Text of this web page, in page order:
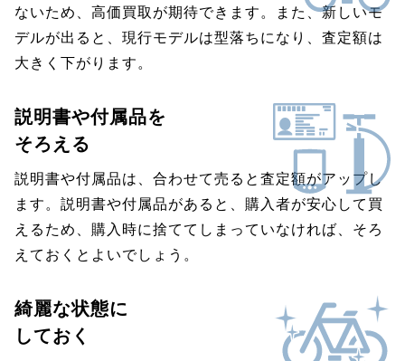
ないため、高価買取が期待できます。また、新しいモ
デルが出ると、現行モデルは型落ちになり、査定額は
大きく下がります。
説明書や付属品を
そろえる
説明書や付属品は、合わせて売ると査定額がアップし
ます。説明書や付属品があると、購入者が安心して買
えるため、購入時に捨ててしまっていなければ、そろ
えておくとよいでしょう。
綺麗な状態に
しておく